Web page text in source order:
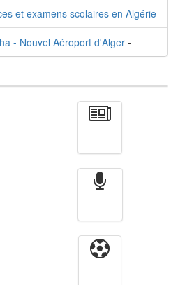
et examens scolaires en Algérie
- Nouvel Aéroport d'Alger -